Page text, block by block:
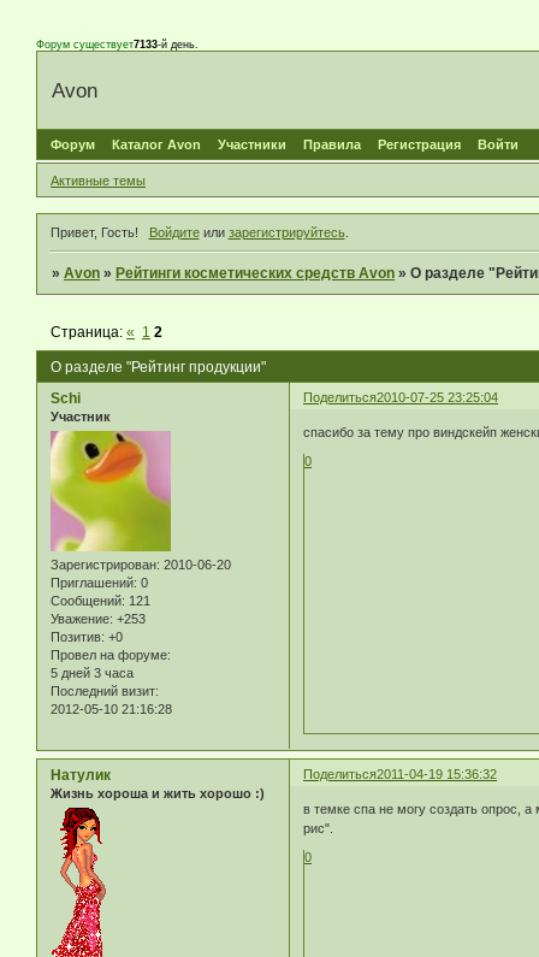
Форум существует7133-й день.
Avon
Форум Каталог Avon Участники Правила Регистрация Войти
Активные темы
Привет, Гость! Войдитеили зарегистрируйтесь.
»Avon » Рейтинги косметических средств Avon »О разделе
О разделе "Рейтинг продукции"
Страница:« 1 2
Поделиться2010-07-25 23:25:04
Schi
Участник
Зарегистрирован: 2010-06-20
Приглашений: 0
Сообщений: 121
Уважение: +253
Позитив: +0
Провел на форуме:
5 дней 3 часа
Последний визит:
2012-05-10 21:16:28
спасибо за тему про виндскейп
0
Поделиться2011-04-19 15:36:32
Натулик
Жизнь хороша и жить хорошо :)
в темке спа не могу создать опрос,
рис".
0